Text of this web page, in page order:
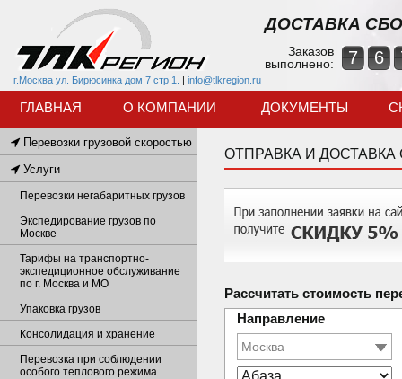
г.Москва ул. Бирюсинка дом 7 стр 1. | info@tlkregion.ru
ДОСТАВКА
Заказов
выполнено:
7 6
ГЛАВНАЯ О КОМПАНИИ ДОКУМЕНТЫ
ОТПРАВКА И
Рассчитать стоимость
Направление
Перевозки грузовой скоростью
Услуги
Перевозки негабаритных грузов
Экспедирование грузов по
Москве
Тарифы на транспортно-
экспедиционное обслуживание
по г. Москва и МО
Упаковка грузов
Консолидация и хранение
Перевозка при соблюдении
особого теплового режима